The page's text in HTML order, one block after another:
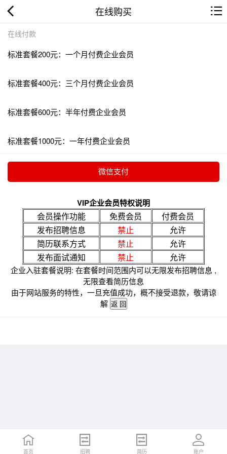
在线购买
在线付款
标准套餐200元：一个月付费企业会员
标准套餐400元：三个月付费企业会员
标准套餐600元：半年付费企业会员
标准套餐1000元：一年付费企业会员
VIP企业会员特权说明
会员操作功能 免费会员
付费会员
发布招聘信息
禁止
允许
简历联系方式
禁止
允许
发布面试通知
禁止 允许
企业入驻套餐说明: 在套餐时间范围内可以无限发布招聘信息 ,
无限查看简历信息
由于网站服务的特性，一旦充值成功，概不接受退款，敬请谅
解
首页 招聘 简历 账户